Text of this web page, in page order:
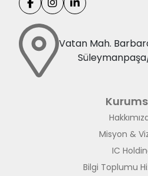
Vatan Mah.
Misyon &
IC
Bilgi Toplumu